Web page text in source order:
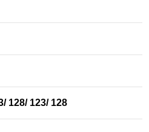
128/ 123/ 128